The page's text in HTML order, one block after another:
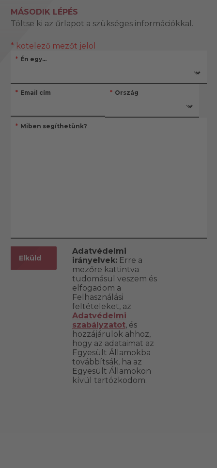
MÁSODIK LÉPÉS
Töltse ki az űrlapot a szükséges információkkal.